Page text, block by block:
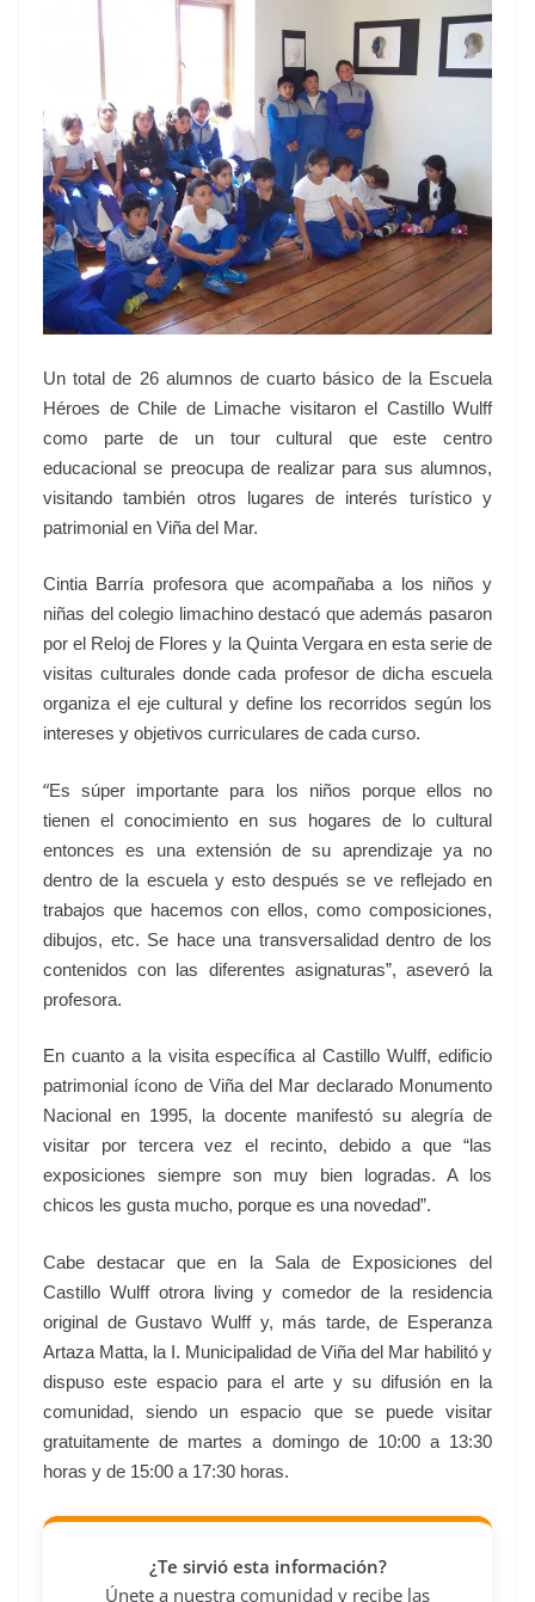
Un total de 26 alumnos de cuarto básico de la Escuela
Héroes de Chile de Limache visitaron el Castillo Wulff
como parte de un tour cultural que este centro
educacional se preocupa de realizar para sus alumnos,
visitando también otros lugares de interés turístico y
patrimonial en Viña del Mar.
Cintia Barría profesora que acompañaba a los niños y
niñas del colegio limachino destacó que además pasaron
por el Reloj de Flores y la Quinta Vergara en esta serie de
visitas culturales donde cada profesor de dicha escuela
organiza el eje cultural y define los recorridos según los
intereses y objetivos curriculares de cada curso.
“Es súper importante para los niños porque ellos no
tienen el conocimiento en sus hogares de lo cultural
entonces es una extensión de su aprendizaje ya no
dentro de la escuela y esto después se ve reflejado en
trabajos que hacemos con ellos, como composiciones,
dibujos, etc. Se hace una transversalidad dentro de los
contenidos con las diferentes asignaturas”, aseveró la
profesora.
En cuanto a la visita específica al Castillo Wulff, edificio
patrimonial ícono de Viña del Mar declarado Monumento
Nacional en 1995, la docente manifestó su alegría de
visitar por tercera vez el recinto, debido a que “las
exposiciones siempre son muy bien logradas. A los
chicos les gusta mucho, porque es una novedad”.
Cabe destacar que en la Sala de Exposiciones del
Castillo Wulff otrora living y comedor de la residencia
original de Gustavo Wulff y, más tarde, de Esperanza
Artaza Matta, la I. Municipalidad de Viña del Mar habilitó y
dispuso este espacio para el arte y su difusión en la
comunidad, siendo un espacio que se puede visitar
gratuitamente de martes a domingo de 10:00 a 13:30
horas y de 15:00 a 17:30 horas.
¿Te sirvió esta información?
Únete a nuestra comunidad y recibe las